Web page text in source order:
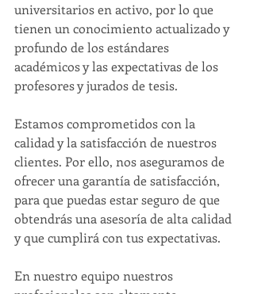
universitarios en activo, por lo que
tienen un conocimiento actualizado y
profundo de los estándares
académicos y las expectativas de los
profesores y jurados de tesis.
Estamos comprometidos con la
calidad y la satisfacción de nuestros
clientes. Por ello, nos aseguramos de
ofrecer una garantía de satisfacción,
para que puedas estar seguro de que
obtendrás una asesoría de alta calidad
y que cumplirá con tus expectativas.
En nuestro equipo nuestros